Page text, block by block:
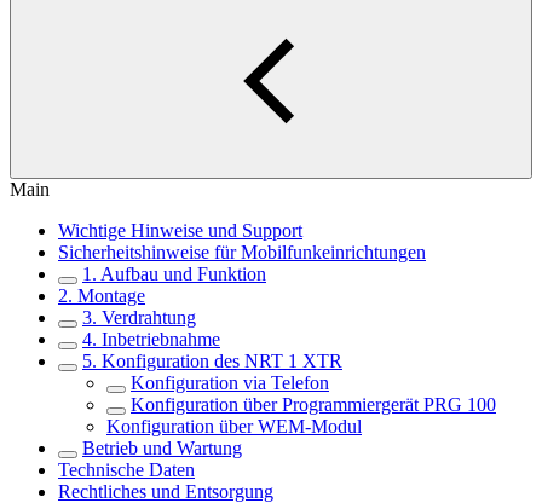
Main
Wichtige Hinweise und Support
Sicherheitshinweise für Mobilfunkeinrichtungen
1. Aufbau und Funktion
2. Montage
3. Verdrahtung
4. Inbetriebnahme
5. Konfiguration des NRT 1 XTR
Konfiguration via Telefon
Konfiguration über Programmiergerät PRG 100
Konfiguration über WEM-Modul
Betrieb und Wartung
Technische Daten
Rechtliches und Entsorgung